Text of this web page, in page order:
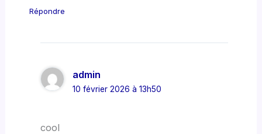
Répondre
admin
10 février 2026 à 13h50
cool